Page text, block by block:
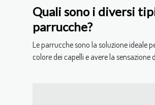
Quali sono i diversi
parrucche?
Le parrucche sono la soluzione ideale
colore dei capelli e avere la sensazione